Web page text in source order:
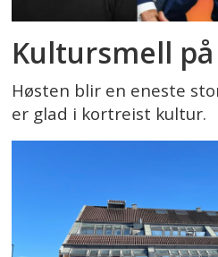
Kultursmell
Høsten blir en eneste
er glad i kortreist kultur.